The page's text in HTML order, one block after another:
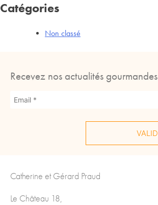
Catégories
Non classé
Recevez nos actualités gourmandes
Catherine et Gérard Praud
Le Château 18,